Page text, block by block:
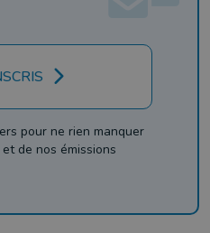
pour ne rien manquer
de nos émissions